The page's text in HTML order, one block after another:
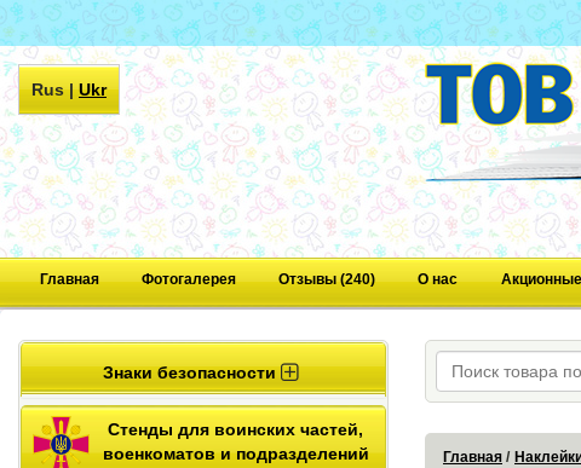
Rus|Ukr
Главная Фотогалерея Отзывы (240) О нас
Знаки безопасности
Стенды для воинских частей,
военкоматов и подразделений
Главная